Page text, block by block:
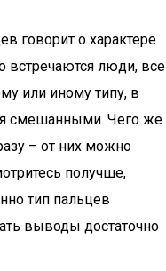
говорит о характере
встречаются люди, все
или иному типу, в
смешанными. Чего же
– от них можно
получше,
тип пальцев
выводы достаточно